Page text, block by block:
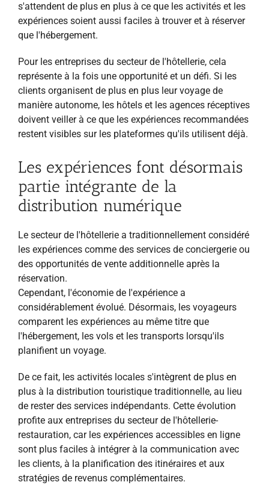
s'attendent de plus en plus à ce que les activités et les
expériences soient aussi faciles à trouver et à réserver
que l'hébergement.
Pour les entreprises du secteur de l'hôtellerie, cela
représente à la fois une opportunité et un défi. Si les
clients organisent de plus en plus leur voyage de
manière autonome, les hôtels et les agences réceptives
doivent veiller à ce que les expériences recommandées
restent visibles sur les plateformes qu'ils utilisent déjà.
Les expériences font désormais
partie intégrante de la
distribution numérique
Le secteur de l'hôtellerie a traditionnellement considéré
les expériences comme des services de conciergerie ou
des opportunités de vente additionnelle après la
réservation.
Cependant, l'économie de l'expérience a
considérablement évolué. Désormais, les voyageurs
comparent les expériences au même titre que
l'hébergement, les vols et les transports lorsqu'ils
planifient un voyage.
De ce fait, les activités locales s'intègrent de plus en
plus à la distribution touristique traditionnelle, au lieu
de rester des services indépendants. Cette évolution
profite aux entreprises du secteur de l'hôtellerie-
restauration, car les expériences accessibles en ligne
sont plus faciles à intégrer à la communication avec
les clients, à la planification des itinéraires et aux
stratégies de revenus complémentaires.